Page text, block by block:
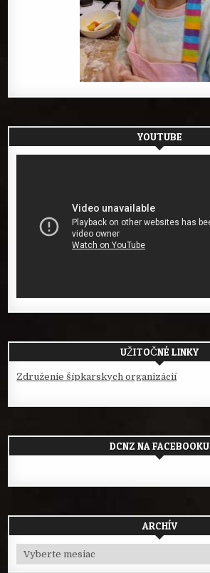
YOUTUBE
UŽITOČNÉ LINKY
Združenie šípkarskych organizácií
DCNZ NA FACEBOOKU
ARCHÍV
Archív